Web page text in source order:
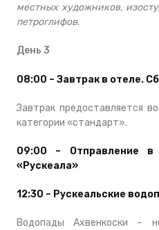
местных художников,
петроглифов.
День 3
08:00 – Завтрак в отеле.
Завтрак предоставляется
категории «стандарт».
09:00 – Отправление в
«Рускеала»
12:30 – Рускеальские
Водопады Ахвенкоски –